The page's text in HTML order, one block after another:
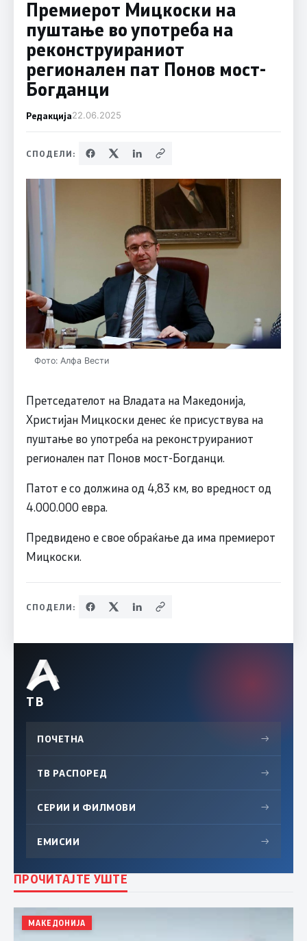
Премиерот Мицкоски на
пуштање во употреба на
реконструираниот
регионален пат Понов мост-
Богданци
Редакција22.06.2025
СПОДЕЛИ:
Фото: Алфа Вести
Претседателот на Владата на Македонија,
Христијан Мицкоски денес ќе присуствува на
пуштање во употреба на реконструираниот
регионален пат Понов мост-Богданци.
Патот е со должина од 4,83 км, во вредност од
4.000.000 евра.
Предвидено е свое обраќање да има премиерот
Мицкоски.
СПОДЕЛИ:
ТВ
ПОЧЕТНА →
ТВ РАСПОРЕД →
СЕРИИ И ФИЛМОВИ →
ЕМИСИИ →
ПРОЧИТАЈТЕ УШТЕ
МАКЕДОНИЈА